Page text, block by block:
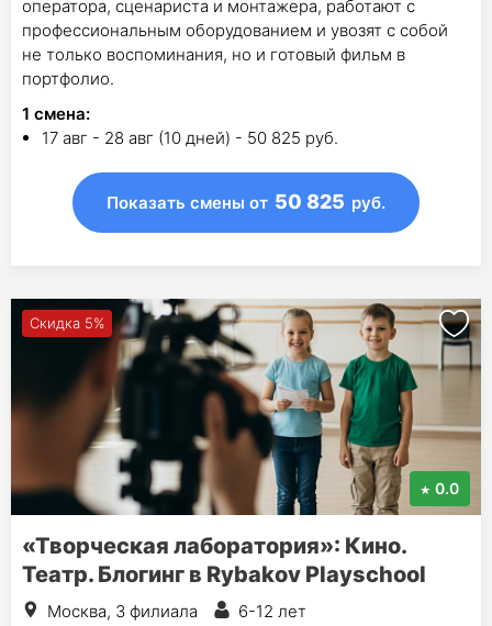
оператора, сценариста и монтажера, работают с
профессиональным оборудованием и увозят с собой
не только воспоминания, но и готовый фильм в
портфолио.
1 смена:
17 авг - 28 авг (10 дней) - 50 825 руб.
Показать смены от 50 825 руб.
Скидка 5%
0.0
«Творческая лаборатория»: Кино.
Театр. Блогинг в Rybakov Playschool
Москва, 3 филиала
6-12 лет